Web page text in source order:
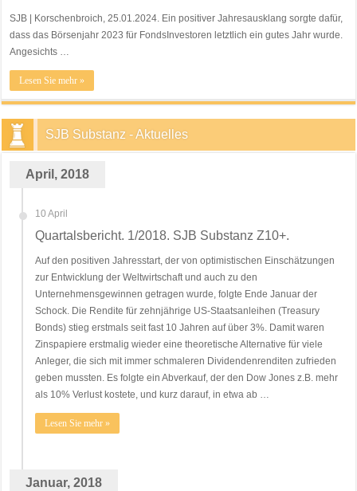
SJB | Korschenbroich, 25.01.2024. Ein positiver Jahresausklang sorgte dafür,
dass das Börsenjahr 2023 für FondsInvestoren letztlich ein gutes Jahr wurde.
Angesichts …
Lesen Sie mehr »
SJB Substanz - Aktuelles
April, 2018
10 April
Quartalsbericht. 1/2018. SJB Substanz Z10+.
Auf den positiven Jahresstart, der von optimistischen Einschätzungen
zur Entwicklung der Weltwirtschaft und auch zu den
Unternehmensgewinnen getragen wurde, folgte Ende Januar der
Schock. Die Rendite für zehnjährige US-Staatsanleihen (Treasury
Bonds) stieg erstmals seit fast 10 Jahren auf über 3%. Damit waren
Zinspapiere erstmalig wieder eine theoretische Alternative für viele
Anleger, die sich mit immer schmaleren Dividendenrenditen zufrieden
geben mussten. Es folgte ein Abverkauf, der den Dow Jones z.B. mehr
als 10% Verlust kostete, und kurz darauf, in etwa ab …
Lesen Sie mehr »
Januar, 2018